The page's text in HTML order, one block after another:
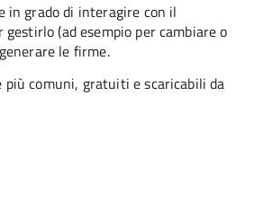
in grado di interagire con il
(ad esempio per cambiare o
le firme.
comuni, gratuiti e scaricabili da